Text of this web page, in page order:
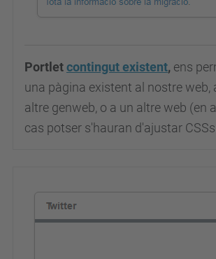
Portletcontingut existent, ens
una pàgina existent al nostre web,
altre genweb, o a un altre web (en
cas potser s'hauran d'ajustar